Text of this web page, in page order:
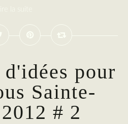
pour
Sainte-
# 2